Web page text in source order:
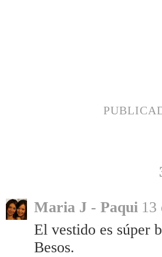
Maria J - Paqui 13
El vestido es súper
Besos.